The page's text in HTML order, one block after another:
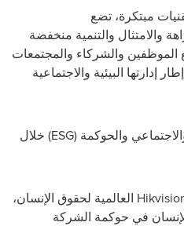
مبتكرة، تضع
والامتثال والتنمية منخفضة
الموظفين والشركاء والمجتمعات
إدارتها البيئية والاجتماعية
والحوكمة (ESG) خلال
العالمية لحقوق الإنسان،
في حوكمة الشركة